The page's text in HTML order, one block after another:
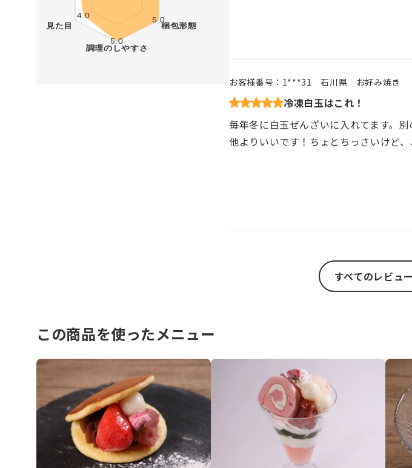
お客様番号： 1***31 石川県 お好み焼き
冷凍白玉はこれ！
毎年冬に白玉ぜんざいに入れてます。
他よりいいです！ちょとちっさいけど、
すべてのレビュ
この商品を使ったメニュー